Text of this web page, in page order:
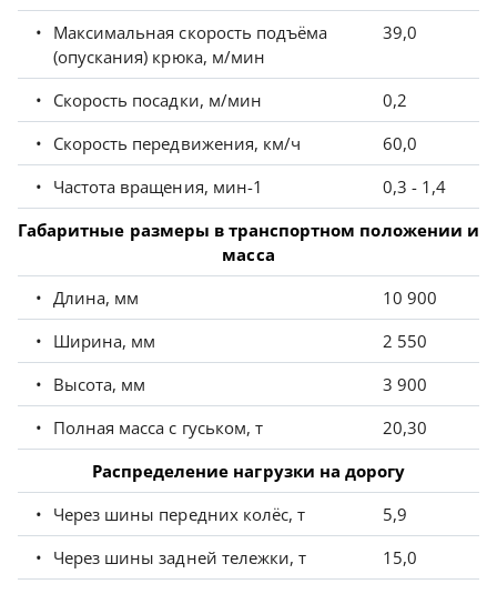
Максимальная скорость подъёма
(опускания) крюка, м/мин
39,0
Скорость посадки, м/мин
0,2
Скорость передвижения, км/ч
60,0
Частота вращения, мин-1
0,3 - 1,4
Габаритные размеры в транспортном положении и
масса
Длина, мм
10 900
Ширина, мм
2 550
Высота, мм
3 900
Полная масса с гуськом, т
20,30
Распределение нагрузки на дорогу
Через шины передних колёс, т
5,9
Через шины задней тележки, т
15,0